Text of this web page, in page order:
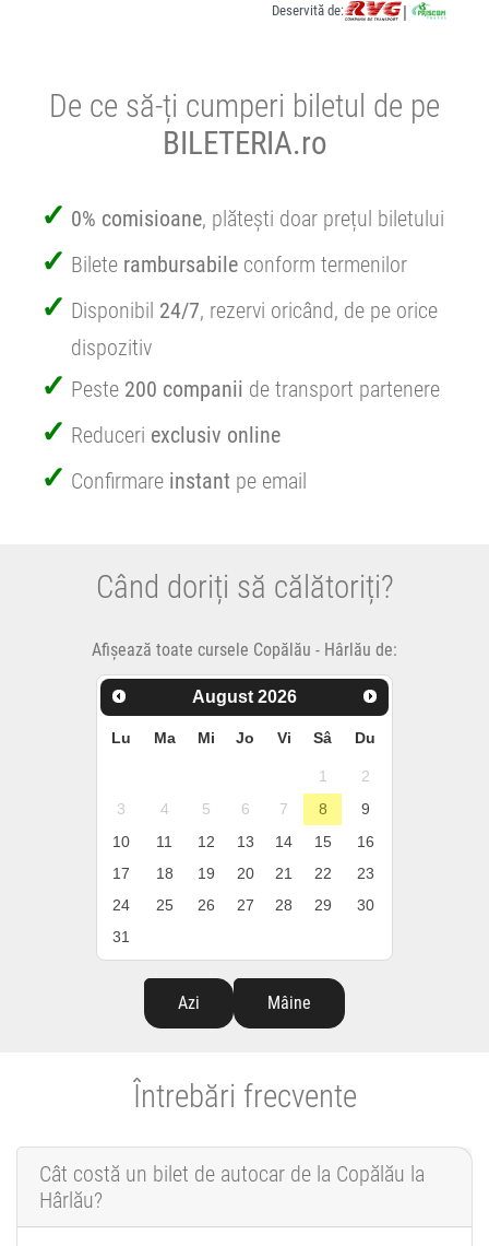
Deservită de: |
De ce să-ți cumperi biletul de pe
BILETERIA.ro
0% comisioane, plătești doar prețul biletului
Bilete rambursabile conform termenilor
Disponibil 24/7, rezervi oricând, de pe orice
dispozitiv
Peste 200 companii de transport partenere
Reduceri exclusiv online
Confirmare instant pe email
Când doriți să călătoriți?
Afișează toate cursele Copălău - Hârlău de:
August 2026
Lu Ma Mi Jo Vi Sâ Du
1
2
3
4 5 6 7 8
9
10
11 12 13 14 15
16
17
18 19 20 21 22
23
24
25 26 27 28 29
30
31
Azi Mâine
Întrebări frecvente
Cât costă un bilet de autocar de la Copălău la
Hârlău?